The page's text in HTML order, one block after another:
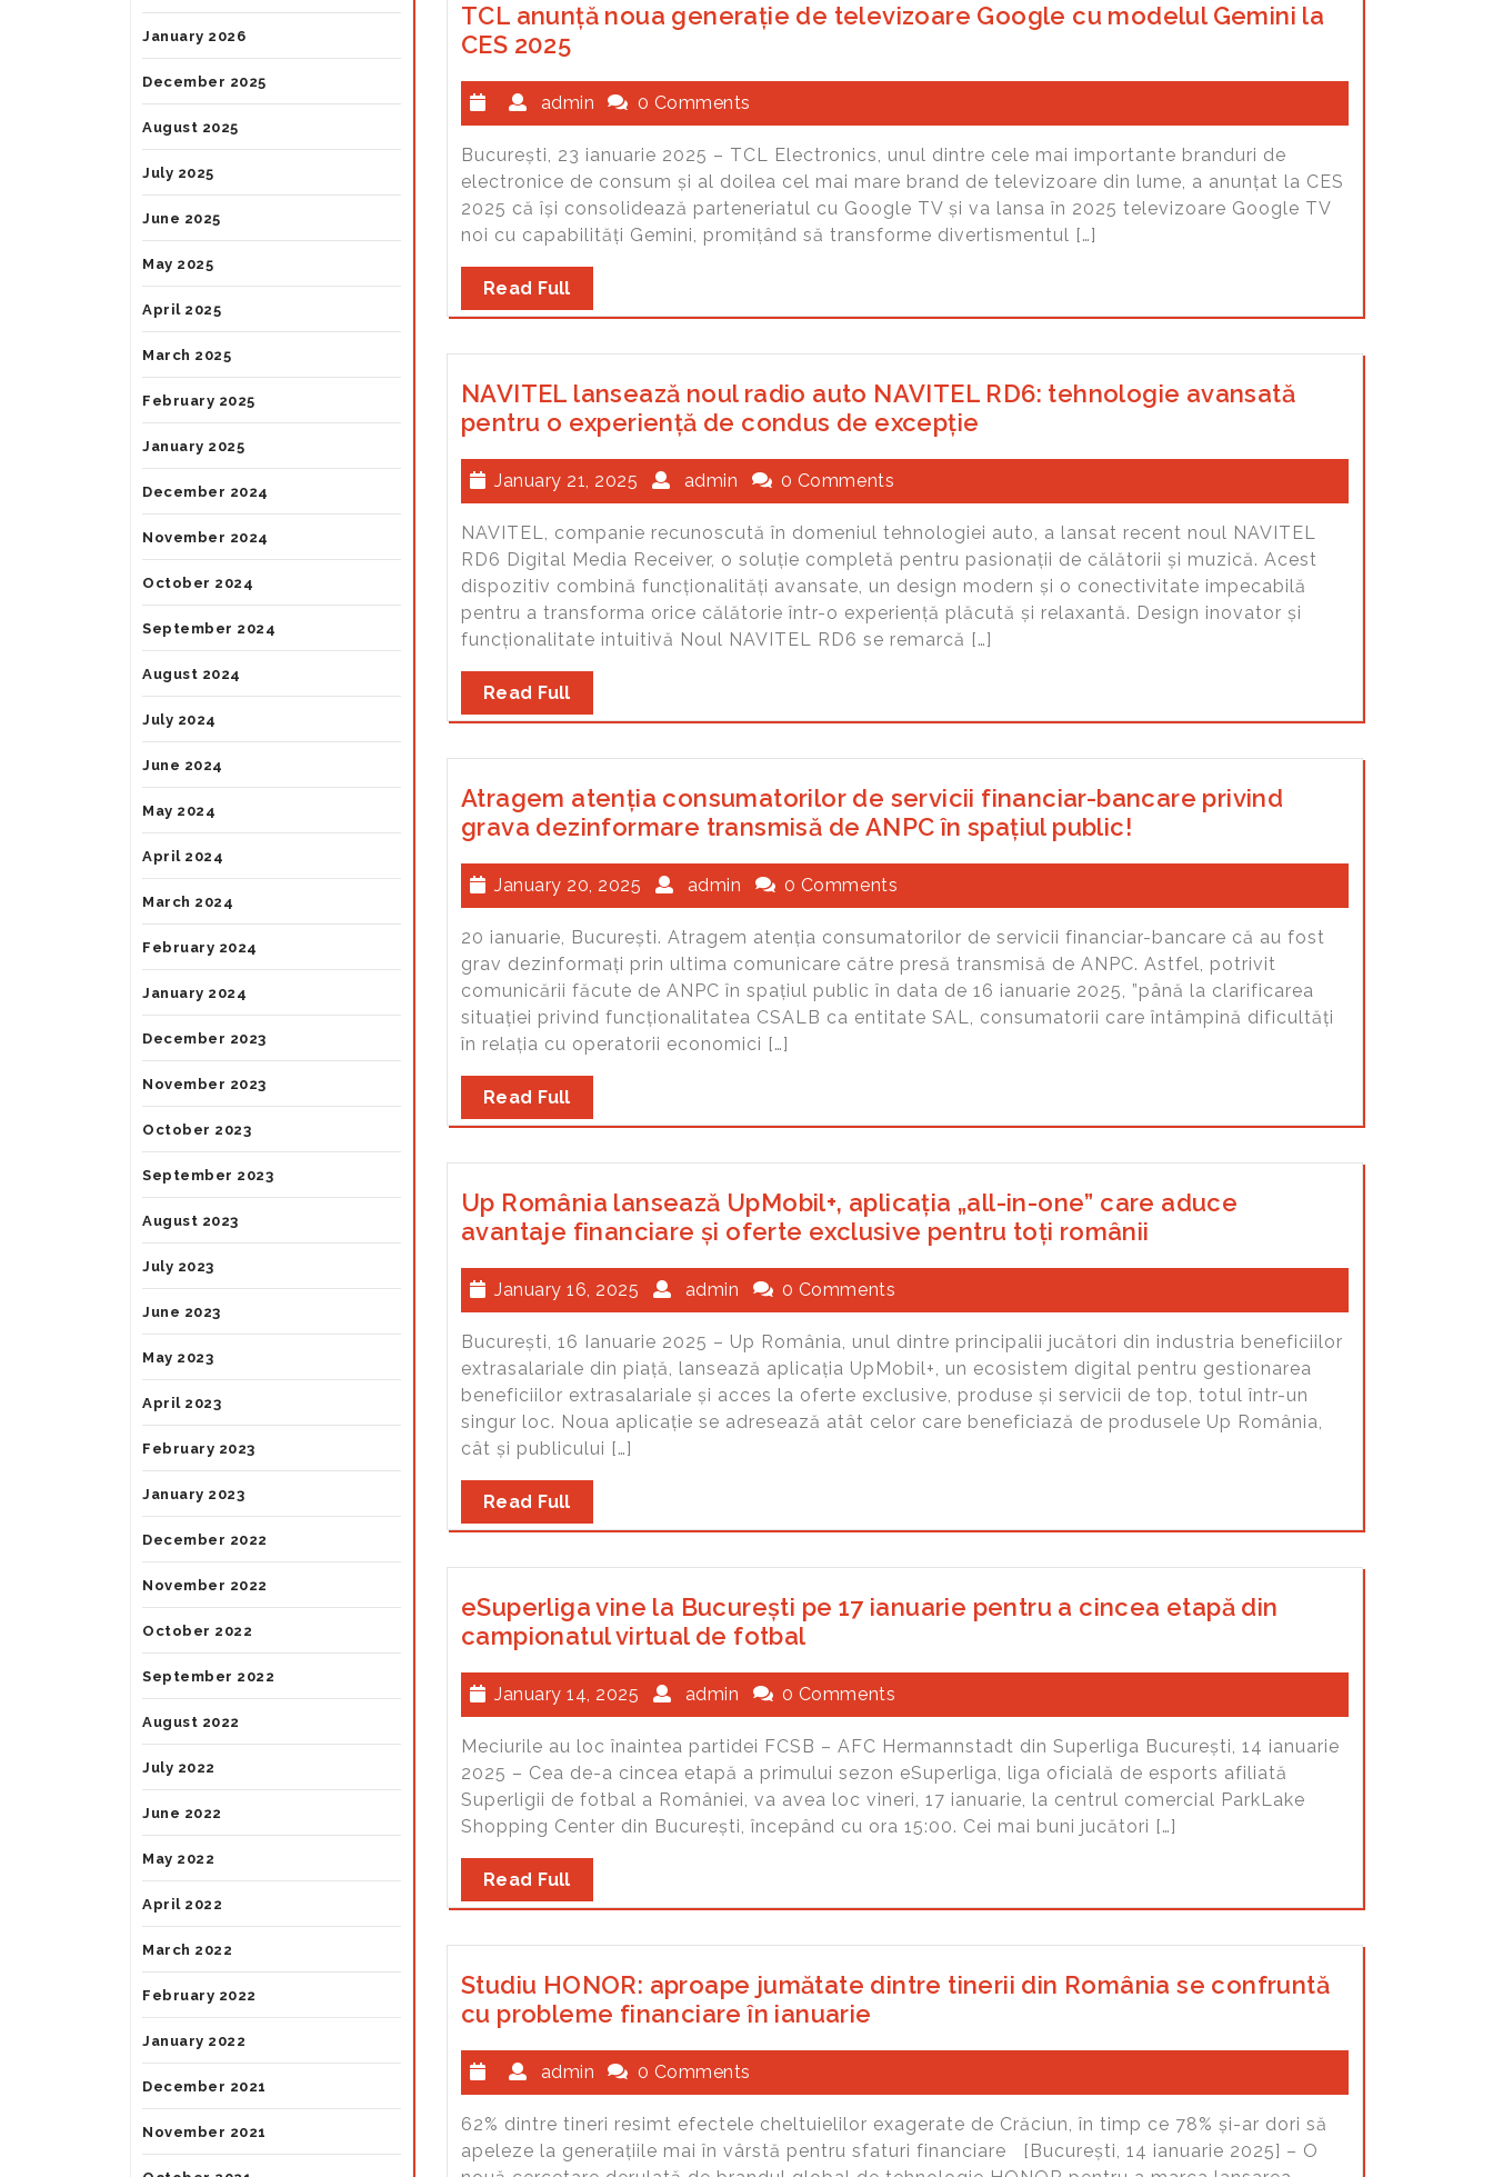
January 2026
December 2025
August 2025
July 2025
June 2025
May 2025
April 2025
March 2025
February 2025
January 2025
December 2024
November 2024
October 2024
September 2024
August 2024
July 2024
June 2024
May 2024
April 2024
March 2024
February 2024
January 2024
December 2023
November 2023
October 2023
September 2023
August 2023
July 2023
June 2023
May 2023
April 2023
February 2023
January 2023
December 2022
November 2022
October 2022
September 2022
August 2022
July 2022
June 2022
May 2022
April 2022
March 2022
February 2022
January 2022
December 2021
November 2021
TCL anunță noua generație de televizoare Google cu modelul Gemini la
CES 2025
admin 0 Comments
București, 23 ianuarie 2025 – TCL Electronics, unul dintre cele mai importante branduri de
electronice de consum și al doilea cel mai mare brand de televizoare din lume, a anunțat la CES
2025 că își consolidează parteneriatul cu Google TV și va lansa în 2025 televizoare Google TV
noi cu capabilități Gemini, promițând să transforme divertismentul […]
Read Full
NAVITEL lansează noul radio auto NAVITEL RD6: tehnologie avansată
pentru o experiență de condus de excepție
January 21, 2025 admin 0 Comments
NAVITEL, companie recunoscută în domeniul tehnologiei auto, a lansat recent noul NAVITEL
RD6 Digital Media Receiver, o soluție completă pentru pasionații de călătorii și muzică. Acest
dispozitiv combină funcționalități avansate, un design modern și o conectivitate impecabilă
pentru a transforma orice călătorie într-o experiență plăcută și relaxantă. Design inovator și
funcționalitate intuitivă Noul NAVITEL RD6 se remarcă […]
Read Full
Atragem atenția consumatorilor de servicii financiar-bancare privind
grava dezinformare transmisă de ANPC în spațiul public!
January 20, 2025 admin 0 Comments
20 ianuarie, București. Atragem atenția consumatorilor de servicii financiar-bancare că au fost
grav dezinformați prin ultima comunicare către presă transmisă de ANPC. Astfel, potrivit
comunicării făcute de ANPC în spațiul public în data de 16 ianuarie 2025, ”până la clarificarea
situației privind funcționalitatea CSALB ca entitate SAL, consumatorii care întâmpină dificultăți
în relația cu operatorii economici […]
Read Full
Up România lansează UpMobil+, aplicația „all-in-one” care aduce
avantaje financiare și oferte exclusive pentru toți românii
January 16, 2025 admin 0 Comments
București, 16 Ianuarie 2025 – Up România, unul dintre principalii jucători din industria beneficiilor
extrasalariale din piață, lansează aplicația UpMobil+, un ecosistem digital pentru gestionarea
beneficiilor extrasalariale și acces la oferte exclusive, produse și servicii de top, totul într-un
singur loc. Noua aplicație se adresează atât celor care beneficiază de produsele Up România,
cât și publicului […]
Read Full
eSuperliga vine la București pe 17 ianuarie pentru a cincea etapă din
campionatul virtual de fotbal
January 14, 2025 admin 0 Comments
Meciurile au loc înaintea partidei FCSB – AFC Hermannstadt din Superliga București, 14 ianuarie
2025 – Cea de-a cincea etapă a primului sezon eSuperliga, liga oficială de esports afiliată
Superligii de fotbal a României, va avea loc vineri, 17 ianuarie, la centrul comercial ParkLake
Shopping Center din București, începând cu ora 15:00. Cei mai buni jucători […]
Read Full
Studiu HONOR: aproape jumătate dintre tinerii din România se confruntă
cu probleme financiare în ianuarie
admin 0 Comments
62% dintre tineri resimt efectele cheltuielilor exagerate de Crăciun, în timp ce 78% și-ar dori să
apeleze la generațiile mai în vârstă pentru sfaturi financiare [București, 14 ianuarie 2025] – O